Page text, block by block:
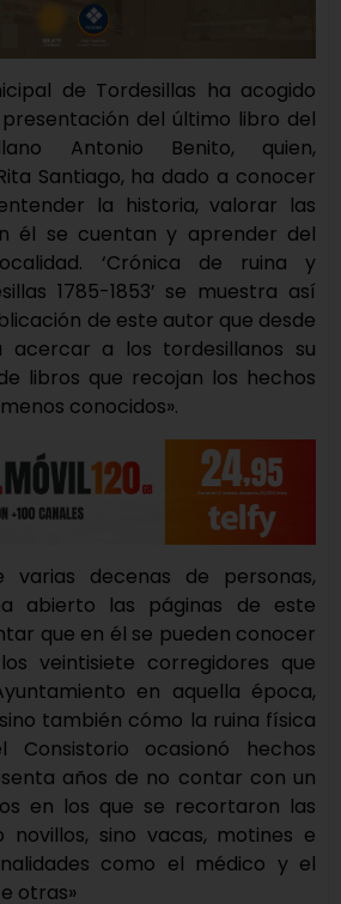
de Tordesillas ha acogido
del último libro del
Antonio Benito, quien,
Santiago, ha dado a conocer
la historia, valorar las
él se cuentan y aprender del
‘Crónica de ruina y
1785-1853’ se muestra así
de este autor que desde
acercar a los tordesillanos su
libros que recojan los hechos
conocidos».
decenas de personas,
abierto las páginas de este
que en él se pueden conocer
veintisiete corregidores que
en aquella época,
también cómo la ruina física
ocasionó hechos
años de no contar con un
en los que se recortaron las
sino vacas, motines e
como el médico y el
otras»